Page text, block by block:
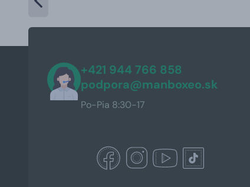
+421 944 766 858
podpora@manboxeo.sk
Po-Pia 8:30-17